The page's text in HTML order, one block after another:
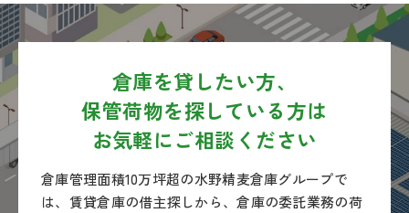
倉庫を貸したい方、
保管荷物を探している方は
お気軽にご相談ください
倉庫管理面積10万坪超の水野精麦倉庫グループで
は、 賃貸倉庫の借主探しから、倉庫の委託業務の荷